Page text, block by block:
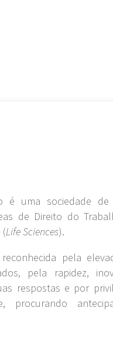
é uma sociedade de
de Direito do
(Life Sciences).
pela
pela rapidez,
respostas e por
procurando